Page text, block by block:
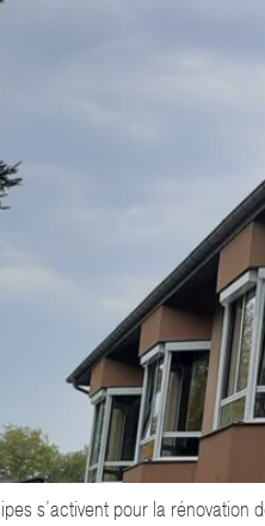
s’activent pour la